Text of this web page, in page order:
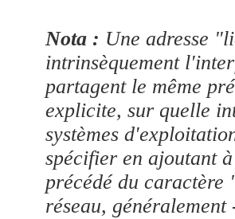
Nota : Une adresse
intrinsèquement
partagent le même
explicite, sur quelle
systèmes
spécifier en ajoutant
précédé du caractère
réseau,